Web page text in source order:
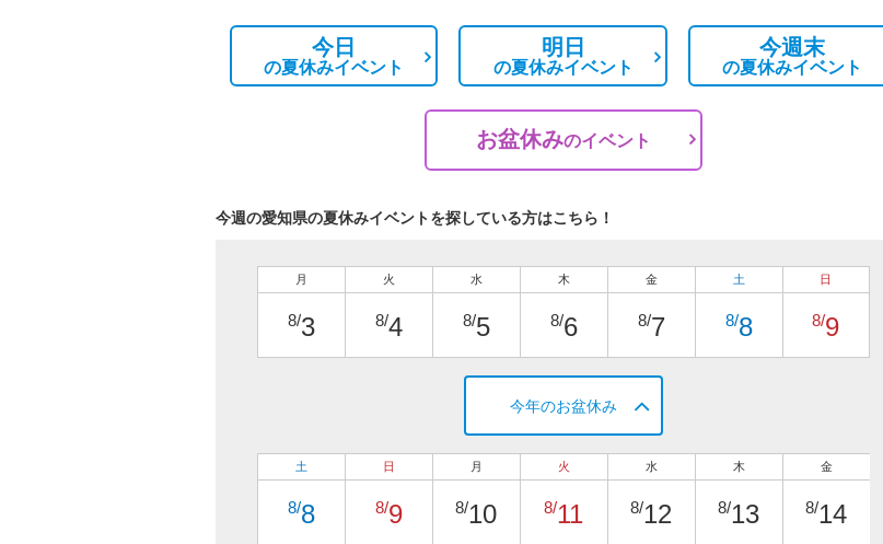
今日
の夏休みイベント
明日
の夏休みイベント
今週末
の夏休みイベント
お盆休みのイベント
今週の愛知県の夏休みイベントを探している方はこちら！
月
8/3
火
8/4
水
8/5
木
8/6
金
8/7
土
8/8
日
8/9
今年のお盆休み
土
8/8
日
8/9
月
8/10
火
8/11
水
8/12
木
8/13
金
8/14